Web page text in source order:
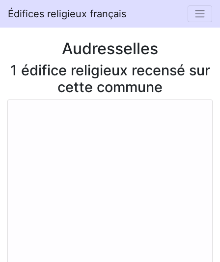
Édifices religieux français
Audresselles
1 édifice religieux recensé sur
cette commune